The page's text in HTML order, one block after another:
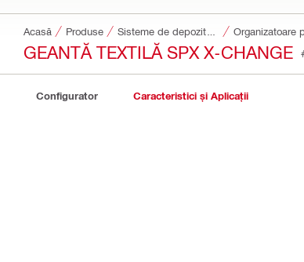
Acasă Produse Organizatoare
GEANTĂ TEXTILĂ SPX X-CHANGE
Configurator Caracteristici și Aplicații